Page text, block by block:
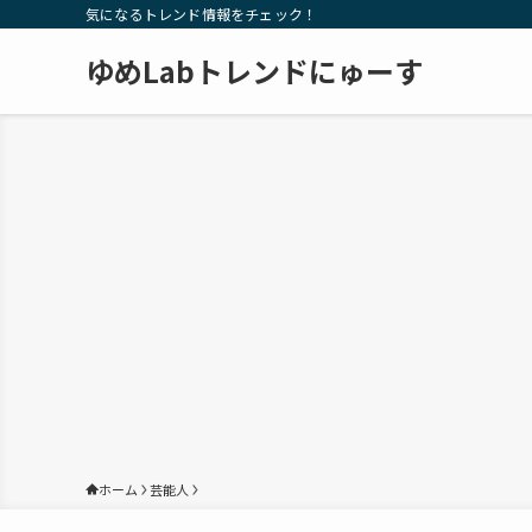
気になるトレンド情報をチェック！
ゆめLabトレンドにゅーす
ホーム 芸能人